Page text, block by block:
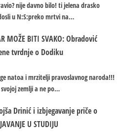
nije davno bilo! ti jelena drasko
u N:S:preko mrtvi na…
MOŽE BITI SVAKO: Obradović
tvrdnje o Dodiku
natoa i mrzitelji pravoslavnog naroda!!!
zemlji a ne po…
Drinić i izbjegavanje priče o
U STUDIJU